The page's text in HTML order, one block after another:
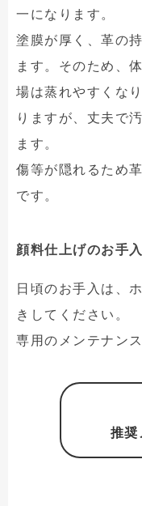
一になります。
塗膜が厚く、革の
ます。そのため、
場は蒸れやすくな
りますが、丈夫で
ます。
傷等が隠れるため
です。
顔料仕上げのお手
日頃のお手入は、
きしてください。
専用のメンテナン
推奨